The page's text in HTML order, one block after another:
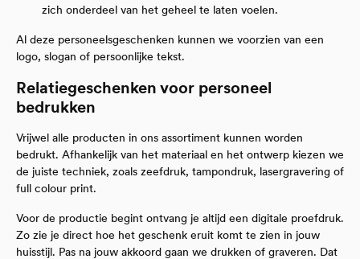
zich onderdeel van het geheel te laten voelen.
Al deze personeelsgeschenken kunnen we voorzien van een
logo, slogan of persoonlijke tekst.
Relatiegeschenken voor personeel
bedrukken
Vrijwel alle producten in ons assortiment kunnen worden
bedrukt. Afhankelijk van het materiaal en het ontwerp kiezen we
de juiste techniek, zoals zeefdruk, tampondruk, lasergravering of
full colour print.
Voor de productie begint ontvang je altijd een digitale proefdruk.
Zo zie je direct hoe het geschenk eruit komt te zien in jouw
huisstijl. Pas na jouw akkoord gaan we drukken of graveren. Dat